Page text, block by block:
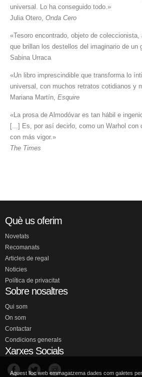
universal. Lo ha conseguido todo.»
Julia Otero, Onda Cero
«Tesoro encontrado, objeto de coleccionista,
que brillan los destellos del imaginario de un
Sabina Urraca
«Un libro imprescindible que transforma lo
universal, con muchos retratos cotidianos y
Mariana Martín, Esquire
«La prosa de Almodóvar es tan hábil e
[...] Es, por así decirlo, como un Warhol con
con más vigor.»
The Times
Què us oferim
Novetats
Recomanats
Articles de regal
Noticies
Política de privacitat
Sobre nosaltres
Qui som
On som
Contactar
Condicions generals
Xarxes Socials
Aquest lloc web emmagatzema dades com galetes